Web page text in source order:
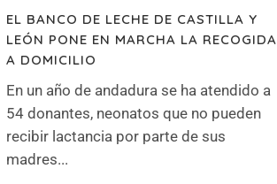
EL BANCO DE LECHE DE CASTILLA Y
LEÓN PONE EN MARCHA LA RECOGIDA
A DOMICILIO
En un año de andadura se ha atendido a
54 donantes, neonatos que no pueden
recibir lactancia por parte de sus
madres...